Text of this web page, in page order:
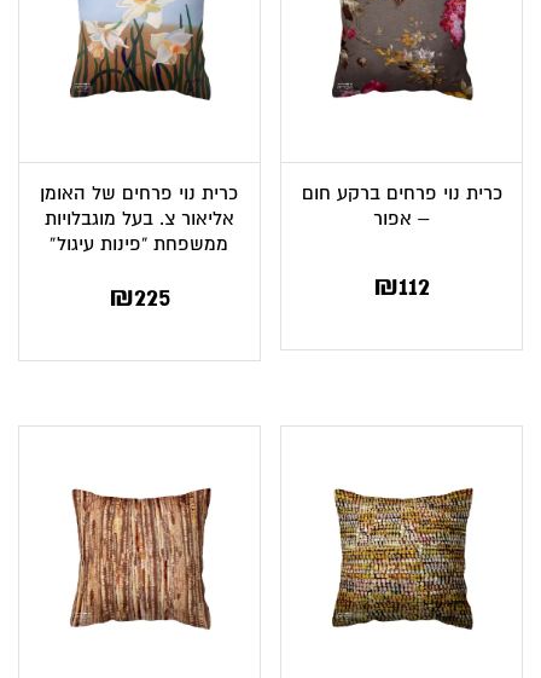
כרית נוי פרחים ברקע חום
– אפור
₪112
כרית נוי פרחים של האומן
אליאור צ. בעל מוגבלויות
ממשפחת “פינות עיגול”
₪225